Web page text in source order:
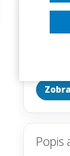
Popis